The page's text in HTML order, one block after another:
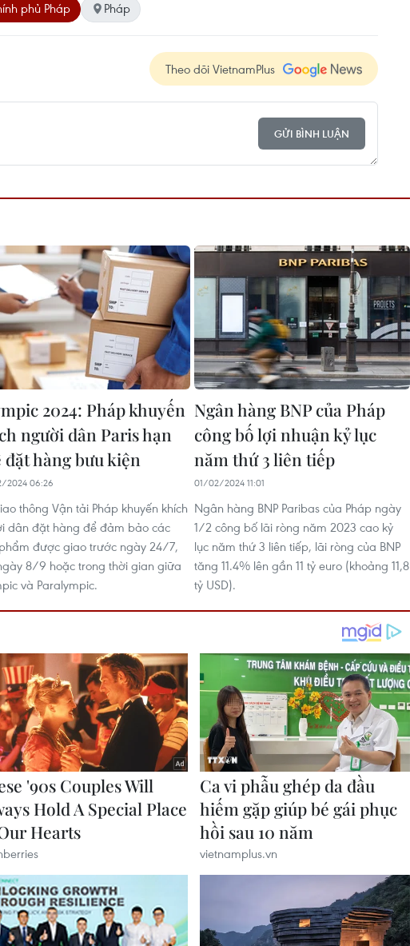
phủ Pháp Pháp
Theo dõi VietnamPlus
GỬI BÌNH LUẬN
2024: Pháp khuyến
người dân Paris hạn
đặt hàng bưu kiện
2024 06:26
thông Vận tải Pháp khuyến khích
dân đặt hàng để đảm bảo các
được giao trước ngày 24/7,
8/9 hoặc trong thời gian giữa
và Paralympic.
Ngân hàng BNP của Pháp
công bố lợi nhuận kỷ lục
năm thứ 3 liên tiếp
01/02/2024 11:01
Ngân hàng BNP Paribas của Pháp ngày
1/2 công bố lãi ròng năm 2023 cao kỷ
lục năm thứ 3 liên tiếp, lãi ròng của BNP
tăng 11.4% lên gần 11 tỷ euro (khoảng 11,8
tỷ USD).